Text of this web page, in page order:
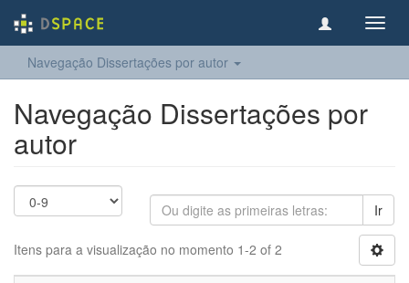
Navegação Dissertações por autor
Navegação Dissertações por
autor
Ir
Itens para a visualização no momento 1-2 of 2